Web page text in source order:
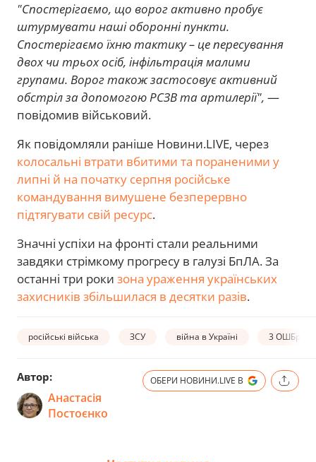
"Спостерігаємо, що ворог активно пробує
штурмувати наші оборонні пункти.
Спостерігаємо їхню тактику – це пересування
двох чи трьох осіб, інфільтрація малими
групами. Ворог також застосовує активний
обстріл за допомогою РСЗВ та артилерії", —
повідомив військовий.
Як повідомляли раніше Новини.LIVE, через
колосальні втрати вбитими та пораненими у
липні й на початку серпня російське
командування вимушене безперервно
підтягувати свій ресурс.
Значні успіхи на фронті стали реальними
завдяки стрімкому прогресу в галузі БпЛА. За
останні три роки зона ураження українських
захисників збільшилася в десятки разів.
російські війська ЗСУ війна в Україні 3 ОШБр
Автор:
Анастасія
Постоєнко
ОБЕРИ НОВИНИ.LIVE В